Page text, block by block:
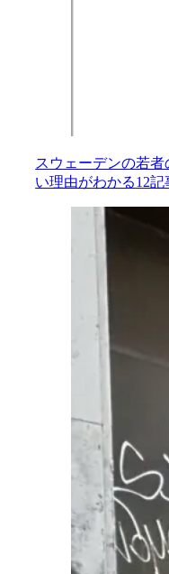
スウェーデンの若
い理由がわかる12記